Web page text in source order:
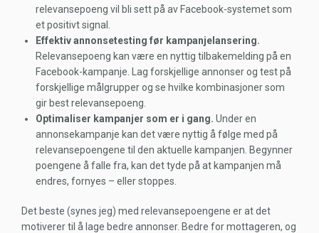
relevansepoeng vil bli sett på av Facebook-systemet som
et positivt signal.
Effektiv annonsetesting før kampanjelansering.
Relevansepoeng kan være en nyttig tilbakemelding på en
Facebook-kampanje. Lag forskjellige annonser og test på
forskjellige målgrupper og se hvilke kombinasjoner som
gir best relevansepoeng.
Optimaliser kampanjer som er i gang. Under en
annonsekampanje kan det være nyttig å følge med på
relevansepoengene til den aktuelle kampanjen. Begynner
poengene å falle fra, kan det tyde på at kampanjen må
endres, fornyes – eller stoppes.
Det beste (synes jeg) med relevansepoengene er at det
motiverer til å lage bedre annonser. Bedre for mottageren, og